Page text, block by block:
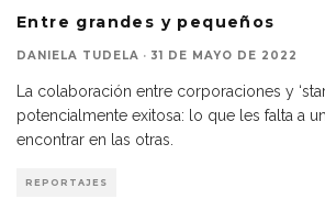
Entre grandes y pequeños
DANIELA TUDELA · 31 DE MAYO DE 2022
La colaboración entre corporaciones y
potencialmente exitosa: lo que les falta a
encontrar en las otras.
REPORTAJES